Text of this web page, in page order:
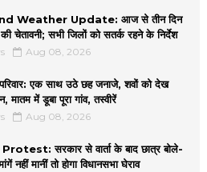
Weather Update: आज से तीन दिन
की चेतावनी; सभी जिलों को सतर्क रहने के निर्देश
Aug 08, 2026
एक साथ उठे छह जनाजे, शवों को देख
मातम में डूबा पूरा गांव, तस्वीरें
Aug 08, 2026
सरकार से वार्ता के बाद छात्र बोले-
नहीं मानीं तो होगा विधानसभा घेराव